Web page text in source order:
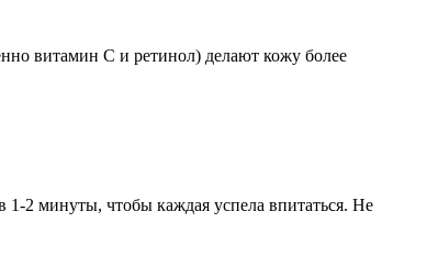
витамин С и ретинол) делают кожу более
2 минуты, чтобы каждая успела впитаться. Не